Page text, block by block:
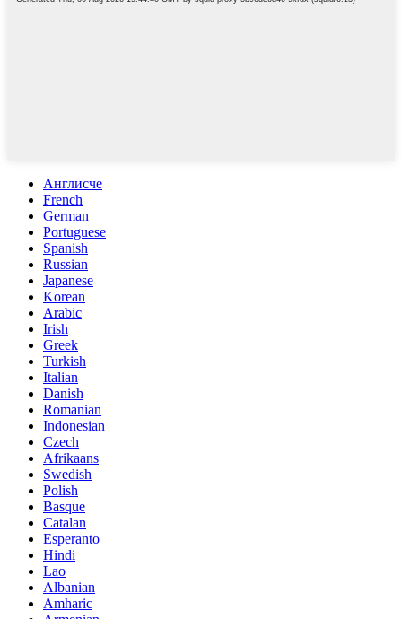
Англисче
French
German
Portuguese
Spanish
Russian
Japanese
Korean
Arabic
Irish
Greek
Turkish
Italian
Danish
Romanian
Indonesian
Czech
Afrikaans
Swedish
Polish
Basque
Catalan
Esperanto
Hindi
Lao
Albanian
Amharic